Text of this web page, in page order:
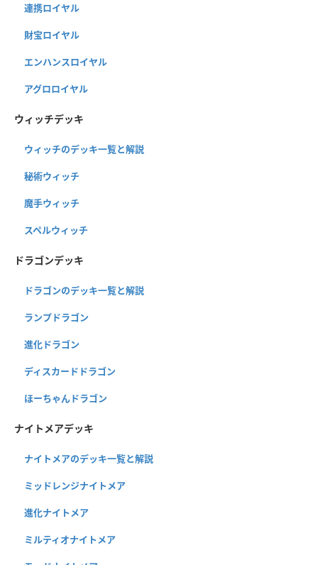
連携ロイヤル
財宝ロイヤル
エンハンスロイヤル
アグロロイヤル
ウィッチデッキ
ウィッチのデッキ一覧と解説
秘術ウィッチ
魔手ウィッチ
スペルウィッチ
ドラゴンデッキ
ドラゴンのデッキ一覧と解説
ランプドラゴン
進化ドラゴン
ディスカードドラゴン
ほーちゃんドラゴン
ナイトメアデッキ
ナイトメアのデッキ一覧と解説
ミッドレンジナイトメア
進化ナイトメア
ミルティオナイトメア